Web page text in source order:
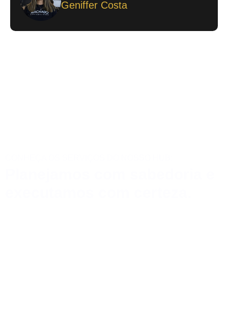
Geniffer Costa